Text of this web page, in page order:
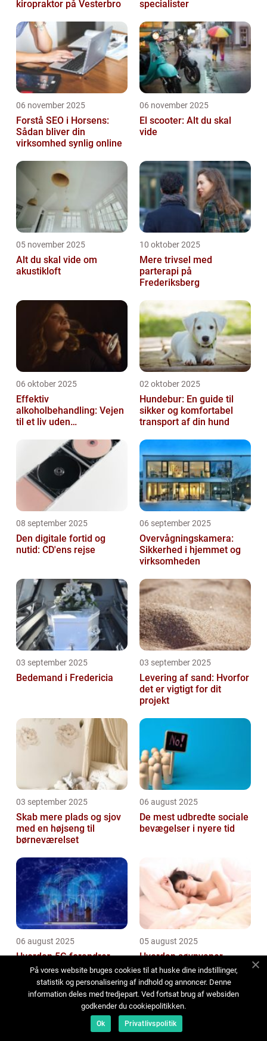
kiropraktor på Vesterbro
specialister
06 november 2025
Forstå SEO i Horsens:
Sådan bliver din
virksomhed synlig online
06 november 2025
El scooter: Alt du skal
vide
05 november 2025
Alt du skal vide om
akustikloft
10 oktober 2025
Mere trivsel med
parterapi på
Frederiksberg
06 oktober 2025
Effektiv
alkoholbehandling: Vejen
til et liv uden
02 oktober 2025
Hundebur: En guide til
sikker og komfortabel
transport af din hund
08 september 2025
Den digitale fortid og
nutid: CD'ens rejse
06 september 2025
Overvågningskamera:
Sikkerhed i hjemmet og
virksomheden
03 september 2025
Bedemand i Fredericia
03 september 2025
Levering af sand: Hvorfor
det er vigtigt for dit
projekt
03 september 2025
Skab mere plads og sjov
med en højseng til
børneværelset
06 august 2025
De mest udbredte sociale
bevægelser i nyere tid
06 august 2025
Hvordan 5G forandrer
kommunikation
05 august 2025
Hvordan søvnvaner
påvirker din krop og sind
På vores website bruges cookies til at huske dine indstillinger,
statistik og personalisering af indhold og annoncer. Denne
information deles med tredjepart. Ved fortsat brug af websiden
godkender du cookiepolitikken.
Ok Privatlivspolitik